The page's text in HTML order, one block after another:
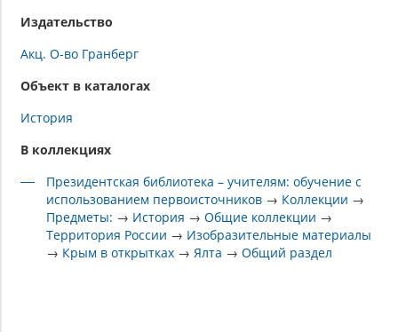
Издательство
Акц. О-во Гранберг
Объект в каталогах
История
В коллекциях
Президентская библиотека – учителям: обучение с
использованием первоисточников → Коллекции →
Предметы: → История →Общие коллекции →
Территория России → Изобразительные материалы
→ Крым в открытках →Ялта →Общий раздел